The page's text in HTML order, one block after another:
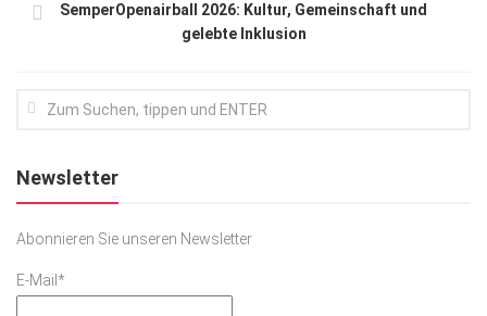
SemperOpenairball 2026: Kultur, Gemeinschaft und
gelebte Inklusion
Newsletter
Abonnieren Sie unseren Newsletter
E-Mail*